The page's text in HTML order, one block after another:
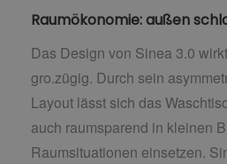
Raumökonomie: außen
Das Design von Sinea 3.0
gro.zügig. Durch sein
Layout lässt sich das
auch raumsparend in kleinen
Raumsituationen einsetzen.